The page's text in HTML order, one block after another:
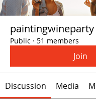
Public · 51 members
Join
Discussion Media